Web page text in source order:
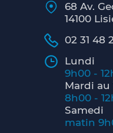
68 Av.
14100
02 31 48
Lundi
9h00 -
Mardi au
8h00 -
Samedi
matin